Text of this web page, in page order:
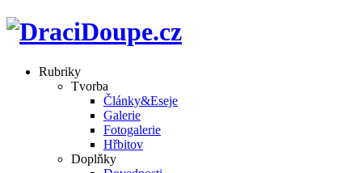
Rubriky
Tvorba
Články&Eseje
Galerie
Fotogalerie
Hřbitov
Doplňky